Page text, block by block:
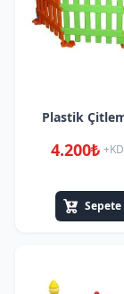
Plastik
4.200₺
Sepete